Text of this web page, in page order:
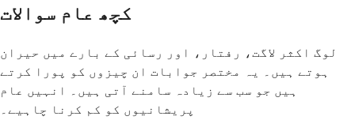
کچھ عام سوالات
لوگ اکثر لاگت، رفتار، اور رسائی کے بارے میں حیران
ہوتے ہیں۔ یہ مختصر جوابات ان چیزوں کو پورا کرتے
ہیں جو سب سے زیادہ سامنے آتی ہیں۔ انہیں عام
پریشانیوں کو کم کرنا چاہیے۔